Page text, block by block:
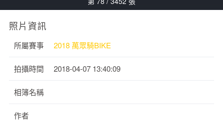
照片資訊
所屬賽事 2018 萬眾騎BIKE
拍攝時間 2018-04-07 13:40:09
相簿名稱
作者